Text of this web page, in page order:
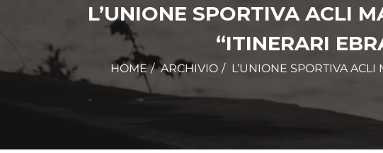
L’UNIONE SPORTIVA ACLI
“ITINERARI
HOME ARCHIVIO L’UNIONE SPORTIVA